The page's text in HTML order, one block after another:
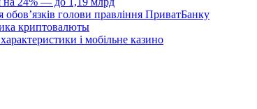
голови правління ПриватБанку
криптовалюты
і мобільне казино